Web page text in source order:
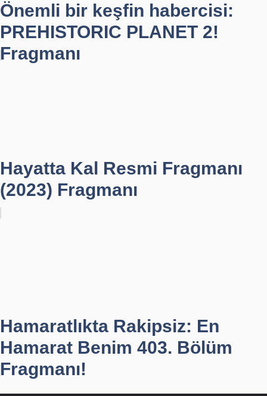
Önemli bir keşfin habercisi:
PREHISTORIC PLANET 2!
Fragmanı
Hayatta Kal Resmi Fragmanı
(2023) Fragmanı
Hamaratlıkta Rakipsiz: En
Hamarat Benim 403. Bölüm
Fragmanı!